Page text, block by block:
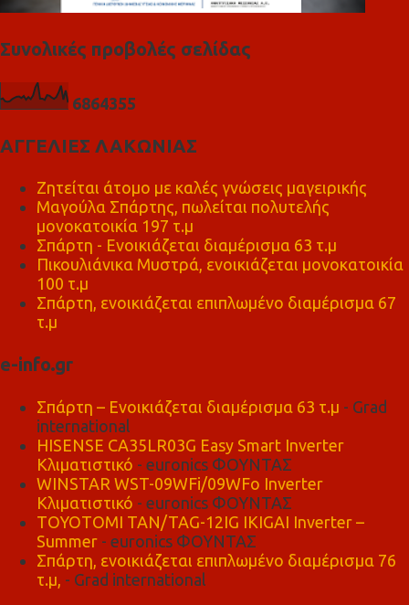
Συνολικές προβολές σελίδας
6864355
ΑΓΓΕΛΙΕΣ ΛΑΚΩΝΙΑΣ
Ζητείται άτομο με καλές γνώσεις μαγειρικής
Μαγούλα Σπάρτης, πωλείται πολυτελής
μονοκατοικία 197 τ.μ
Σπάρτη - Ενοικιάζεται διαμέρισμα 63 τ.μ
Πικουλιάνικα Μυστρά, ενοικιάζεται μονοκατοικία
100 τ.μ
Σπάρτη, ενοικιάζεται επιπλωμένο διαμέρισμα 67
τ.μ
e-info.gr
Σπάρτη – Ενοικιάζεται διαμέρισμα 63 τ.μ - Grad
international
HISENSE CA35LR03G Easy Smart Inverter
Κλιματιστικό - euronics ΦΟΥΝΤΑΣ
WINSTAR WST-09WFi/09WFo Inverter
Κλιματιστικό - euronics ΦΟΥΝΤΑΣ
TOYOTOMI TAN/TAG-12IG IKIGAI Inverter –
Summer - euronics ΦΟΥΝΤΑΣ
Σπάρτη, ενοικιάζεται επιπλωμένο διαμέρισμα 76
τ.μ, - Grad international